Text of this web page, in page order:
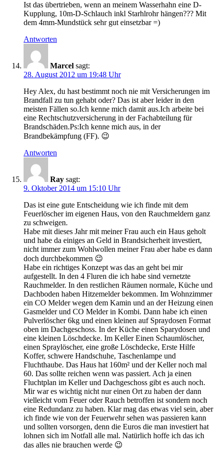
Ist das übertrieben, wenn an meinem Wasserhahn eine D-
Kupplung, 10m-D-Schlauch inkl Starhlrohr hängen??? Mit
dem 4mm-Mundstück sehr gut einsetzbar =)
Antworten
Marcel sagt:
28. August 2012 um 19:48 Uhr
Hey Alex, du hast bestimmt noch nie mit Versicherungen im
Brandfall zu tun gehabt oder? Das ist aber leider in den
meisten Fällen so.Ich kenne mich damit aus.Ich arbeite bei
eine Rechtschutzversicherung in der Fachabteilung für
Brandschäden.Ps:Ich kenne mich aus, in der
Brandbekämpfung (FF). 😉
Antworten
Ray sagt:
9. Oktober 2014 um 15:10 Uhr
Das ist eine gute Entscheidung wie ich finde mit dem
Feuerlöscher im eigenen Haus, von den Rauchmeldern ganz
zu schweigen.
Habe mit dieses Jahr mit meiner Frau auch ein Haus geholt
und habe da einiges an Geld in Brandsicherheit investiert,
nicht immer zum Wohlwollen meiner Frau aber habe es dann
doch durchbekommen 😉
Habe ein richtiges Konzept was das an geht bei mir
aufgestellt. In den 4 Fluren die ich habe sind vernetzte
Rauchmelder. In den restlichen Räumen normale, Küche und
Dachboden haben Hitzemelder bekommen. Im Wohnzimmer
ein CO Melder wegen dem Kamin und an der Heizung einen
Gasmelder und CO Melder in Kombi. Dann habe ich einen
Pulverlöscher 6kg und einen kleinen auf Spraydosen Format
oben im Dachgeschoss. In der Küche einen Sparydosen und
eine kleinen Löschdecke. Im Keller Einen Schaumlöscher,
einen Spraylöscher, eine große Löschdecke, Erste Hilfe
Koffer, schwere Handschuhe, Taschenlampe und
Fluchthaube. Das Haus hat 160m² und der Keller noch mal
60. Das sollte reichen wenn was passiert. Ach ja einen
Fluchtplan im Keller und Dachgeschoss gibt es auch noch.
Mir war es wichtig nicht nur einen Ort zu haben der dann
vielleicht vom Feuer oder Rauch betroffen ist sondern noch
eine Redundanz zu haben. Klar mag das etwas viel sein, aber
ich finde wie von der Feuerwehr sehen was passieren kann
und sollten vorsorgen, denn die Euros die man investiert hat
lohnen sich im Notfall alle mal. Natürlich hoffe ich das ich
das alles nie brauchen werde 😉